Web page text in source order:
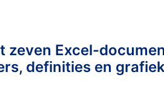
zeven Excel-
definities en